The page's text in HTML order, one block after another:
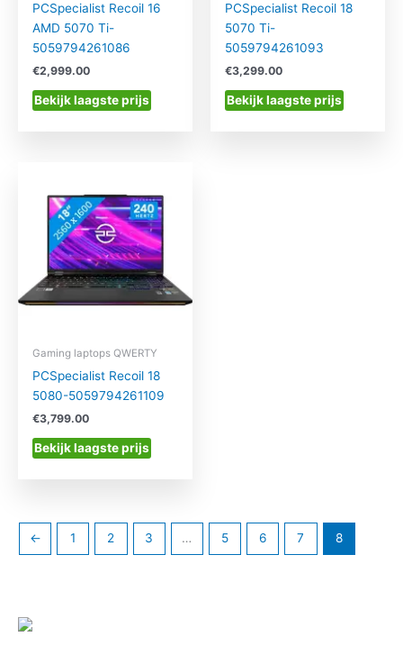
PCSpecialist Recoil 16
AMD 5070 Ti-
5059794261086
€2,999.00
Bekijk laagste prijs
PCSpecialist Recoil 18
5070 Ti-
5059794261093
€3,299.00
Bekijk laagste prijs
Gaming laptops QWERTY
PCSpecialist Recoil 18
5080-5059794261109
€3,799.00
Bekijk laagste prijs
← 1 2 3 … 5 6 7 8